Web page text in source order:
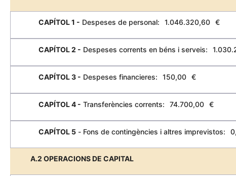
CAPÍTOL 1 - Despeses de personal: 1.046.320,60 €
CAPÍTOL 2 - Despeses corrents en béns i serveis:
CAPÍTOL 3 - Despeses financieres: 150,00 €
CAPÍTOL 4 - Transferències corrents: 74.700,00 €
CAPÍTOL 5 - Fons de contingències i altres imprevistos:
A.2 OPERACIONS DE CAPITAL